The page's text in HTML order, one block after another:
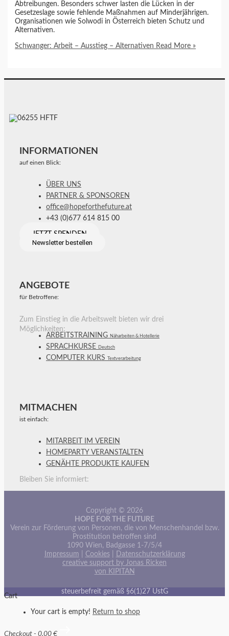
Abtreibungen. Besonders schwer lasten die Lücken in der
Gesetzeslage sowie fehlende Maßnahmen auf Minderjährigen.
Organisationen wie Solwodi in Österreich bieten Schutz und
Alternativen.
Schwanger: Arbeit – Ausstieg – Alternativen Read More »
INFORMATIONEN
auf einen Blick:
ÜBER UNS
PARTNER & SPONSOREN
office@hopeforthefuture.at
+43 (0)677 614 815 00
JETZT SPENDEN
Newsletter bestellen
ANGEBOTE
für Betroffene:
Zum Einstieg in die Arbeitswelt bieten wir drei
Möglichkeiten:
ARBEITSTRAINING Näharbeiten & Hotellerie
SPRACHKURSE Deutsch
COMPUTER KURS Textverarbeitung
MITMACHEN
ist einfach:
MITARBEIT IM VEREIN
HOMEPARTY VERANSTALTEN
GENÄHTE PRODUKTE KAUFEN
Bleiben Sie informiert:
Copyright © 2026
HOPE FOR THE FUTURE
Verein zur Förderung von Personen, die von Menschenhandel bzw.
Prostitution betroffen sind
1090 Wien, Badgasse 1-7/5/4
Impressum
Cookies|
Datenschutzerklärung
creative support by Jonas Ricken
von KIPITAN
steuerbefreit gemäß §6(1)27 UstG
Cart
Your cart is empty! Return to shop
Checkout - 0,00 €